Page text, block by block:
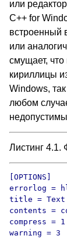
или
C++ for
встроенный
или
смущает,
кириллицы
Windows,
любом
Листинг 4.1.
[OPTIONS]
errorlog =
title = Text
contents =
compress = 1
warning = 3